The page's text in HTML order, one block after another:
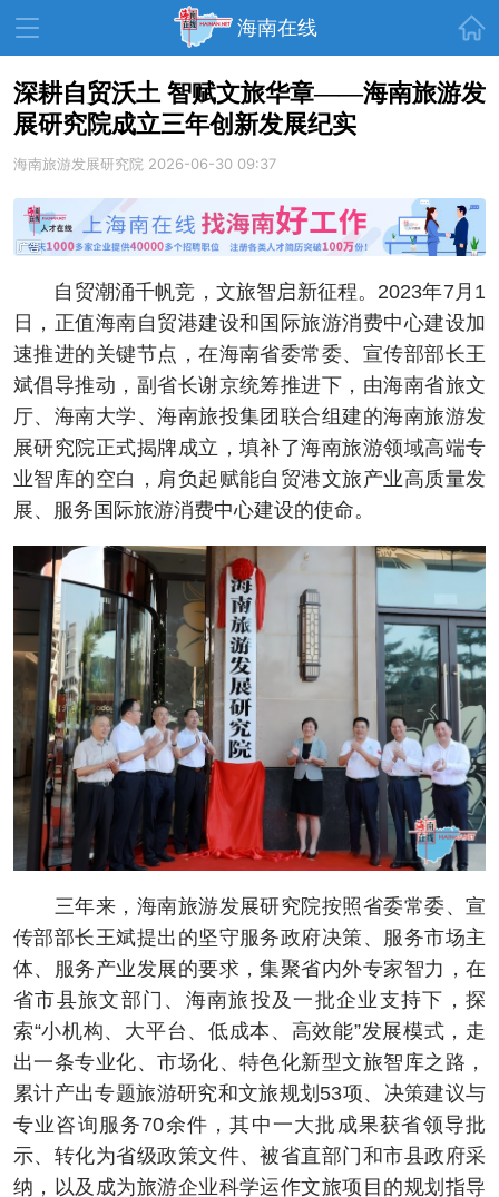
海南在线
资讯中心 热点 旅游
教育 健康 房产
生活 演出 活动
展会 走读海南 周末去哪儿
人才在线 天涯企服
深耕自贸沃土 智赋文旅华章——海南旅游发
展研究院成立三年创新发展纪实
海南旅游发展研究院 2026-06-30 09:37
自贸潮涌千帆竞，文旅智启新征程。2023年7月1
日，正值海南自贸港建设和国际旅游消费中心建设加
速推进的关键节点，在海南省委常委、宣传部部长王
斌倡导推动，副省长谢京统筹推进下，由海南省旅文
厅、海南大学、海南旅投集团联合组建的海南旅游发
展研究院正式揭牌成立，填补了海南旅游领域高端专
业智库的空白，肩负起赋能自贸港文旅产业高质量发
展、服务国际旅游消费中心建设的使命。
三年来，海南旅游发展研究院按照省委常委、宣
传部部长王斌提出的坚守服务政府决策、服务市场主
体、服务产业发展的要求，集聚省内外专家智力，在
省市县旅文部门、海南旅投及一批企业支持下，探
索“小机构、大平台、低成本、高效能”发展模式，走
出一条专业化、市场化、特色化新型文旅智库之路，
累计产出专题旅游研究和文旅规划53项、决策建议与
专业咨询服务70余件，其中一大批成果获省领导批
示、转化为省级政策文件、被省直部门和市县政府采
纳，以及成为旅游企业科学运作文旅项目的规划指导